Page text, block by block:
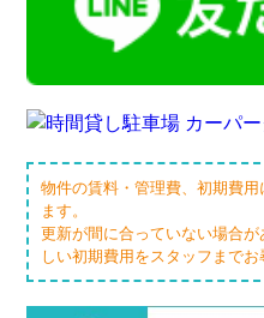
物件の賃料・管理費、初期費
ます。
更新が間に合っていない場合
しい初期費用をスタッフまでお